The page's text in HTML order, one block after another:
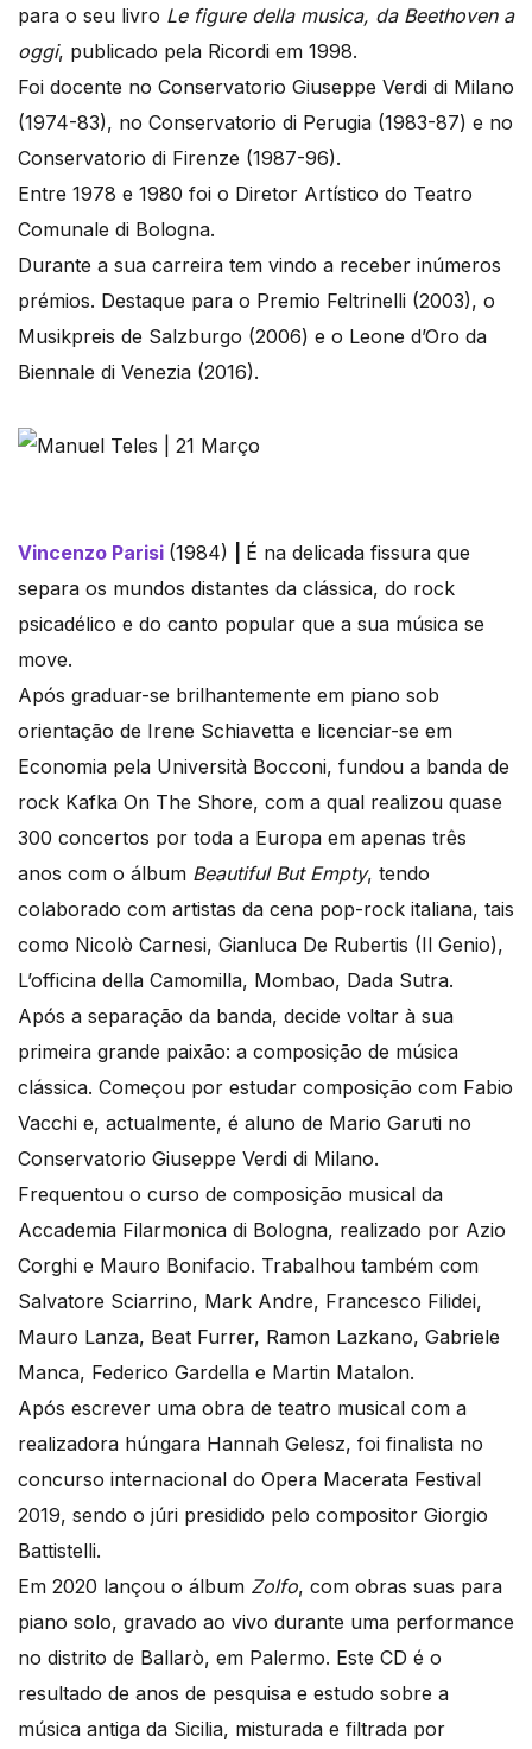
para o seu livro Le figure della musica, da Beethoven a
oggi, publicado pela Ricordi em 1998.
Foi docente no Conservatorio Giuseppe Verdi di Milano
(1974-83), no Conservatorio di Perugia (1983-87) e no
Conservatorio di Firenze (1987-96).
Entre 1978 e 1980 foi o Diretor Artístico do Teatro
Comunale di Bologna.
Durante a sua carreira tem vindo a receber inúmeros
prémios. Destaque para o Premio Feltrinelli (2003), o
Musikpreis de Salzburgo (2006) e o Leone d’Oro da
Biennale di Venezia (2016).
Vincenzo Parisi (1984)
É na delicada fissura que
separa os mundos distantes da clássica, do rock
psicadélico e do canto popular que a sua música se
move.
Após graduar-se brilhantemente em piano sob
orientação de Irene Schiavetta e licenciar-se em
Economia pela Università Bocconi, fundou a banda de
rock Kafka On The Shore, com a qual realizou quase
300 concertos por toda a Europa em apenas três
anos com o álbum Beautiful But Empty, tendo
colaborado com artistas da cena pop-rock italiana, tais
como Nicolò Carnesi, Gianluca De Rubertis (Il Genio),
L’officina della Camomilla, Mombao, Dada Sutra.
Após a separação da banda, decide voltar à sua
primeira grande paixão: a composição de música
clássica. Começou por estudar composição com Fabio
Vacchi e, actualmente, é aluno de Mario Garuti no
Conservatorio Giuseppe Verdi di Milano.
Frequentou o curso de composição musical da
Accademia Filarmonica di Bologna, realizado por Azio
Corghi e Mauro Bonifacio. Trabalhou também com
Salvatore Sciarrino, Mark Andre, Francesco Filidei,
Mauro Lanza, Beat Furrer, Ramon Lazkano, Gabriele
Manca, Federico Gardella e Martin Matalon.
Após escrever uma obra de teatro musical com a
realizadora húngara Hannah Gelesz, foi finalista no
concurso internacional do Opera Macerata Festival
2019, sendo o júri presidido pelo compositor Giorgio
Battistelli.
Em 2020 lançou o álbum Zolfo, com obras suas para
piano solo, gravado ao vivo durante uma performance
no distrito de Ballarò, em Palermo. Este CD é o
resultado de anos de pesquisa e estudo sobre a
música antiga da Sicilia, misturada e filtrada por